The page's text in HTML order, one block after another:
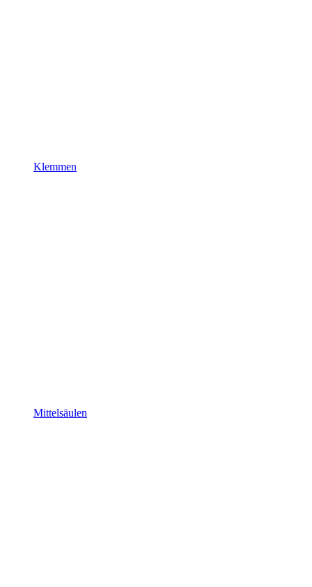
Klemmen
Mittelsäulen